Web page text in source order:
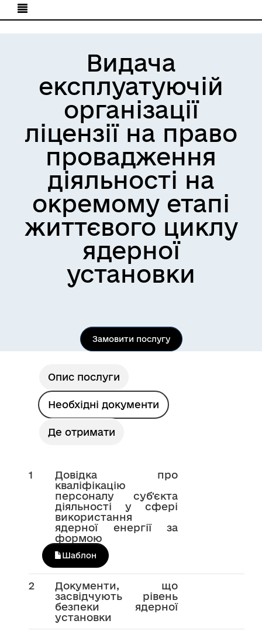
Видача
експлуатуючій
організації
ліцензії на право
провадження
діяльності на
окремому етапі
життєвого циклу
ядерної
установки
Замовити послугу
Опис послуги
Необхідні документи
Де отримати
1
Довідка про
кваліфікацію
персоналу суб'єкта
діяльності у сфері
використання
ядерної енергії за
формою
Шаблон
2
Документи, що
засвідчують рівень
безпеки ядерної
установки